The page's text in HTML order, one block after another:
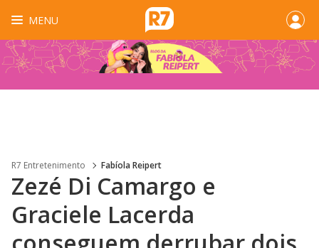
MENU
R7 Entretenimento Fabíola Reipert
Zezé Di Camargo e
Graciele Lacerda